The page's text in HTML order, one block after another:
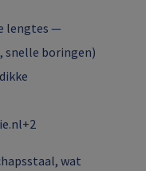
lengtes —
snelle boringen)
wat